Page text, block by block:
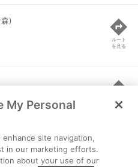
)
ルート
を見る
ルート
を見る
My Personal
site navigation,
in our marketing efforts.
about your use of our